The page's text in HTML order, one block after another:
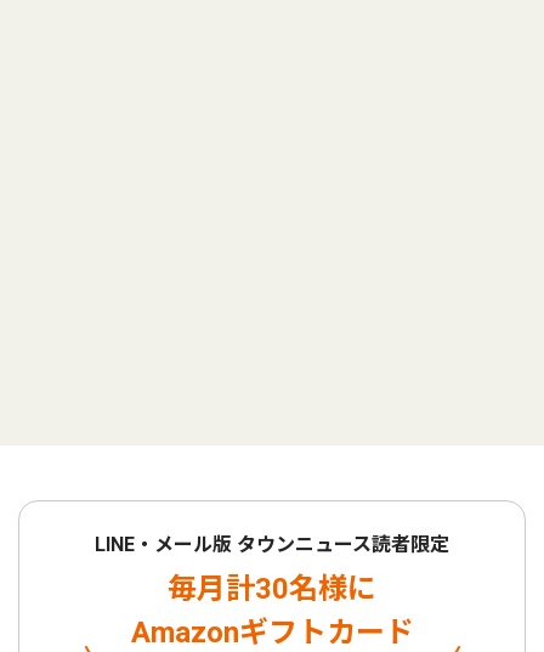
LINE・メール版 タウンニュース読者限定
毎月計30名様に
Amazonギフトカード